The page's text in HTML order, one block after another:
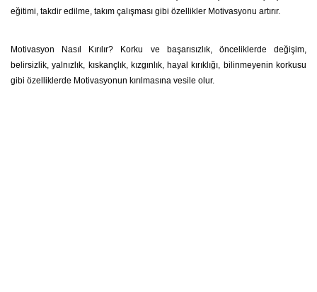
eğitimi, takdir edilme, takım çalışması gibi özellikler Motivasyonu artırır.
Motivasyon Nasıl Kırılır? Korku ve başarısızlık, önceliklerde değişim,
belirsizlik, yalnızlık, kıskançlık, kızgınlık, hayal kırıklığı, bilinmeyenin korkusu
gibi özelliklerde Motivasyonun kırılmasına vesile olur.